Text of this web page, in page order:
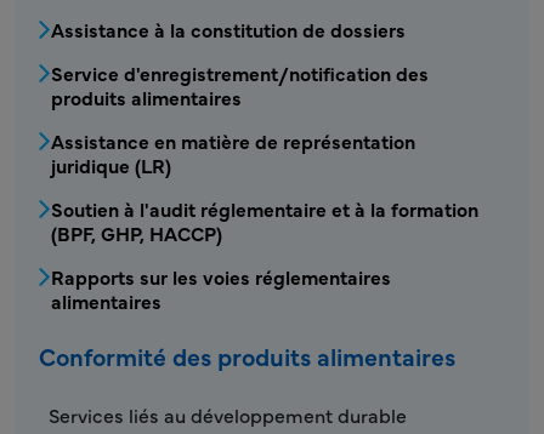
Assistance à la constitution de dossiers
Service d'enregistrement/notification des
produits alimentaires
Assistance en matière de représentation
juridique (LR)
Soutien à l'audit réglementaire et à la formation
(BPF, GHP, HACCP)
Rapports sur les voies réglementaires
alimentaires
Conformité des produits alimentaires
FDS - Conformité des produits alimentaires
Services liés au développement durable